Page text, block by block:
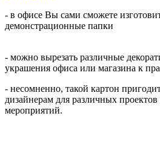
- в офисе Вы сами сможете
- можно вырезать различные
украшения офиса или магазина к
- несомненно, такой картон
дизайнерам для различных
мероприятий.